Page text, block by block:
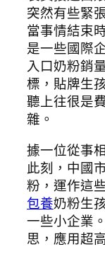
突然有些緊
當事情結束
是一些國際
入口奶粉銷
標，貼牌生
聽上往很是
雜。
據一位從事
此刻，中國
粉，運作這
包養奶粉生
一些小企業
思，應用超